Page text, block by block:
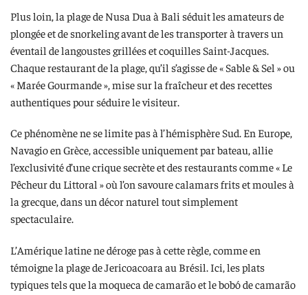
Plus loin, la plage de Nusa Dua à Bali séduit les amateurs de
plongée et de snorkeling avant de les transporter à travers un
éventail de langoustes grillées et coquilles Saint-Jacques.
Chaque restaurant de la plage, qu’il s’agisse de « Sable & Sel » ou
« Marée Gourmande », mise sur la fraîcheur et des recettes
authentiques pour séduire le visiteur.
Ce phénomène ne se limite pas à l’hémisphère Sud. En Europe,
Navagio en Grèce, accessible uniquement par bateau, allie
l’exclusivité d’une crique secrète et des restaurants comme « Le
Pêcheur du Littoral » où l’on savoure calamars frits et moules à
la grecque, dans un décor naturel tout simplement
spectaculaire.
L’Amérique latine ne déroge pas à cette règle, comme en
témoigne la plage de Jericoacoara au Brésil. Ici, les plats
typiques tels que la moqueca de camarão et le bobó de camarão